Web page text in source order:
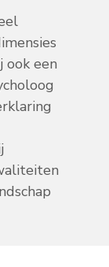
ook een